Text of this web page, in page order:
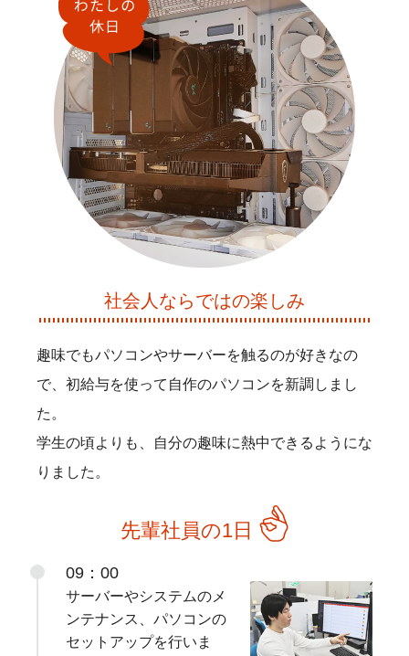
社会人ならではの楽しみ
趣味でもパソコンやサーバーを触るのが好きなの
で、初給与を使って自作のパソコンを新調しまし
た。
学生の頃よりも、自分の趣味に熱中できるようにな
りました。
先輩社員の1日
09：00
サーバーやシステムのメ
ンテナンス、パソコンの
セットアップを行いま